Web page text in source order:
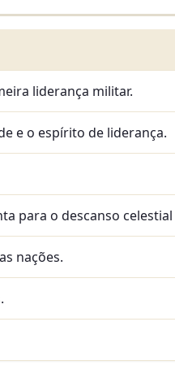
liderança militar.
e o espírito de liderança.
para o descanso
nações.